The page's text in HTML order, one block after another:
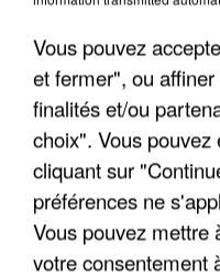
APRÈS TOUTES CES
DE FAUNE SAUVAGE
Vous pouvez
et fermer", ou
finalités et/ou
choix". Vous
cliquant sur
préférences ne
Vous pouvez mettre
votre consentement